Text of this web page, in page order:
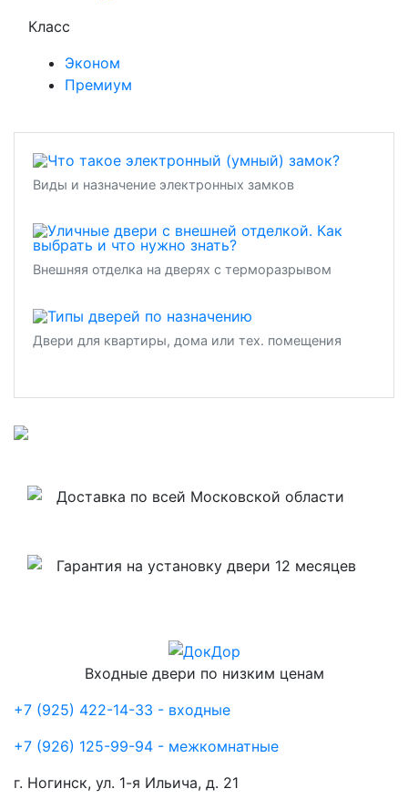
Класс
Эконом
Премиум
Виды и назначение электронных замков
Внешняя отделка на дверях с терморазрывом
Двери для квартиры, дома или тех. помещения
Доставка по всей Московской области
Гарантия на установку двери 12 месяцев
Входные двери по низким ценам
+7 (925) 422-14-33 - входные
+7 (926) 125-99-94 - межкомнатные
г. Ногинск, ул. 1-я Ильича, д. 21